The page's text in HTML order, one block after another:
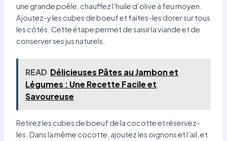
une grande poêle, chauffez l’huile d’olive à feu moyen.
Ajoutez-y les cubes de boeuf et faites-les dorer sur tous
les côtés. Cette étape permet de saisir la viande et de
conserver ses jus naturels.
READ Délicieuses Pâtes au Jambon et
Légumes : Une Recette Facile et
Savoureuse
Retirez les cubes de boeuf de la cocotte et réservez-
les. Dans la même cocotte, ajoutez les oignons et l’ail, et